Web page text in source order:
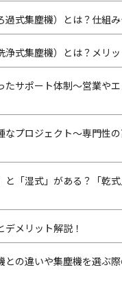
過式集塵機）とは？仕組
浄式集塵機）とは？メリ
たサポート体制～営業や
なプロジェクト～専門性
と「湿式」がある？「乾
メリット解説！
との違いや集塵機を選ぶ